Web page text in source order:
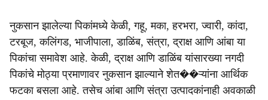
नुकसान झालेल्या पिकांमध्ये केळी, गहू, मका, हरभरा, ज्वारी, कांदा,
टरबूज, कलिंगड, भाजीपाला, डाळिंब, संत्रा, द्राक्ष आणि आंबा या
पिकांचा समावेश आहे. केळी, द्राक्ष आणि डाळिंब यांसारख्या नगदी
पिकांचे मोठ्या प्रमाणावर नुकसान झाल्याने शेत��ऱ्यांना आर्थिक
फटका बसला आहे. तसेच आंबा आणि संत्रा उत्पादकांनाही अवकाळी